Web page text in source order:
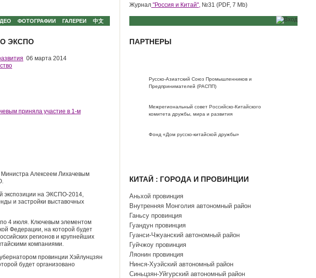
ФОТОГРАФИИ ГАЛЕРЕИ 中文
ЭКСПО
06 марта 2014
Министра Алексеем Лихачевым
экспозиции на ЭКСПО-2014,
и застройки выставочных
4 июля. Ключевым элементом
Федерации, на которой будет
регионов и крупнейших
компаниями.
провинции Хэйлунцзян
будет организовано
Журнал "Россия и Китай", №31 (PDF, 7 Mb)
ПАРТНЕРЫ
Русско-Азиатский Союз Промышленников и
Предпринимателей (РАСПП)
Межрегиональный совет Российско-Китайского
комитета дружбы, мира и развития
Фонд «Дом русско-китайской дружбы»
КИТАЙ : ГОРОДА И ПРОВИНЦИИ
Аньхой провинция
Внутренняя Монголия автономный район
Ганьсу провинция
Гуандун провинция
Гуанси-Чжуанский автономный район
Гуйчжоу провинция
Ляонин провинция
Нинся-Хуэйский автономный район
Синьцзян-Уйгурский автономный район